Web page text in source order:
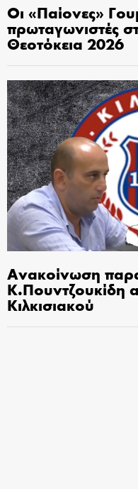
Οι «Παίονες»
πρωταγωνιστές
Θεοτόκεια 2026
Ανακοίνωση
Κ.Πουντζουκίδη
Κιλκισιακού